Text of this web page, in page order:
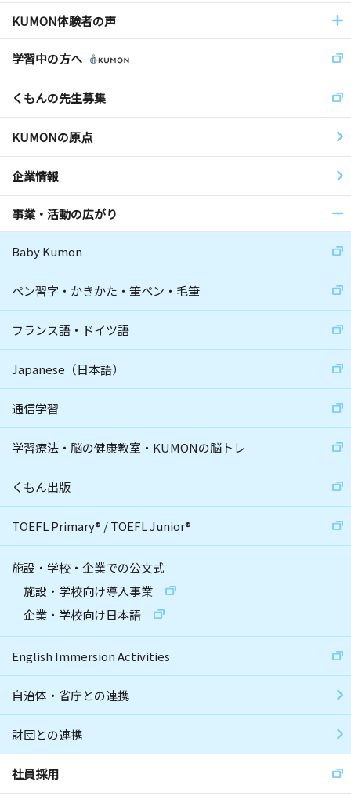
KUMON体験者の声
学習中の方へ
くもんの先生募集
KUMONの原点
企業情報
事業・活動の広がり
Baby Kumon
ペン習字・かきかた・筆ペン・毛筆
フランス語・ドイツ語
Japanese（日本語）
通信学習
学習療法・脳の健康教室・KUMONの脳トレ
くもん出版
TOEFL Primary® /TOEFL Junior®
施設・学校・企業での公文式
施設・学校向け導入事業
企業・学校向け日本語
English Immersion Activities
自治体・省庁との連携
財団との連携
社員採用